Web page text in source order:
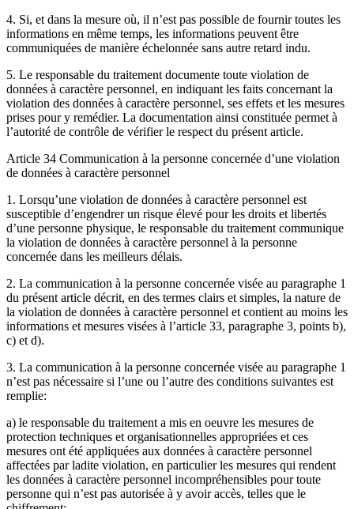
4. Si, et dans la mesure où, il n’est pas possible de fournir toutes les
informations en même temps, les informations peuvent être
communiquées de manière échelonnée sans autre retard indu.
5. Le responsable du traitement documente toute violation de
données à caractère personnel, en indiquant les faits concernant la
violation des données à caractère personnel, ses effets et les mesures
prises pour y remédier. La documentation ainsi constituée permet à
l’autorité de contrôle de vérifier le respect du présent article.
Article 34 Communication à la personne concernée d’une violation
de données à caractère personnel
1. Lorsqu’une violation de données à caractère personnel est
susceptible d’engendrer un risque élevé pour les droits et libertés
d’une personne physique, le responsable du traitement communique
la violation de données à caractère personnel à la personne
concernée dans les meilleurs délais.
2. La communication à la personne concernée visée au paragraphe 1
du présent article décrit, en des termes clairs et simples, la nature de
la violation de données à caractère personnel et contient au moins les
informations et mesures visées à l’article 33, paragraphe 3, points b),
c) et d).
3. La communication à la personne concernée visée au paragraphe 1
n’est pas nécessaire si l’une ou l’autre des conditions suivantes est
remplie:
a) le responsable du traitement a mis en oeuvre les mesures de
protection techniques et organisationnelles appropriées et ces
mesures ont été appliquées aux données à caractère personnel
affectées par ladite violation, en particulier les mesures qui rendent
les données à caractère personnel incompréhensibles pour toute
personne qui n’est pas autorisée à y avoir accès, telles que le